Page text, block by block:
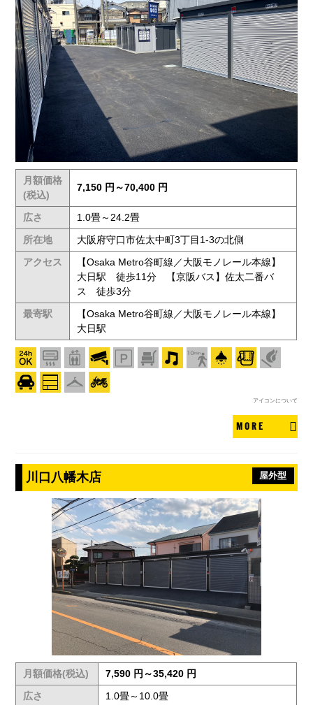
月額価格
(税込)
7,150 円～70,400 円
広さ
1.0畳～24.2畳
所在地
大阪府守口市佐太中町3丁目1-3の北側
アクセス
【Osaka Metro谷町線／大阪モノレール本線】
大日駅 徒歩11分 【京阪バス】佐太二番バ
ス 徒歩3分
最寄駅
【Osaka Metro谷町線／大阪モノレール本線】
大日駅
アイコンについて
MORE
川口八幡木店 屋外型
月額価格(税込)
7,590 円～35,420 円
広さ
1.0畳～10.0畳